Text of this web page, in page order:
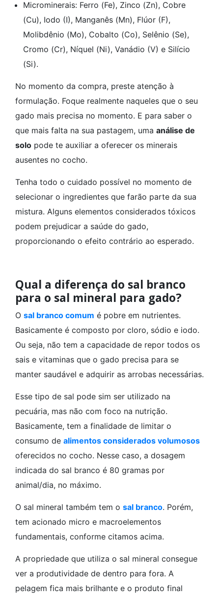
Microminerais: Ferro (Fe), Zinco (Zn), Cobre
(Cu), Iodo (I), Manganês (Mn), Flúor (F),
Molibdênio (Mo), Cobalto (Co), Selênio (Se),
Cromo (Cr), Níquel (Ni), Vanádio (V) e Silício
(Si).
No momento da compra, preste atenção à
formulação. Foque realmente naqueles que o seu
gado mais precisa no momento. E para saber o
que mais falta na sua pastagem, uma análise de
solo pode te auxiliar a oferecer os minerais
ausentes no cocho.
Tenha todo o cuidado possível no momento de
selecionar o ingredientes que farão parte da sua
mistura. Alguns elementos considerados tóxicos
podem prejudicar a saúde do gado,
proporcionando o efeito contrário ao esperado.
Qual a diferença do sal branco
para o sal mineral para gado?
O sal branco comum é pobre em nutrientes.
Basicamente é composto por cloro, sódio e iodo.
Ou seja, não tem a capacidade de repor todos os
sais e vitaminas que o gado precisa para se
manter saudável e adquirir as arrobas necessárias.
Esse tipo de sal pode sim ser utilizado na
pecuária, mas não com foco na nutrição.
Basicamente, tem a finalidade de limitar o
consumo de alimentos considerados volumosos
oferecidos no cocho. Nesse caso, a dosagem
indicada do sal branco é 80 gramas por
animal/dia, no máximo.
O sal mineral também tem o sal branco. Porém,
tem acionado micro e macroelementos
fundamentais, conforme citamos acima.
A propriedade que utiliza o sal mineral consegue
ver a produtividade de dentro para fora. A
pelagem fica mais brilhante e o produto final